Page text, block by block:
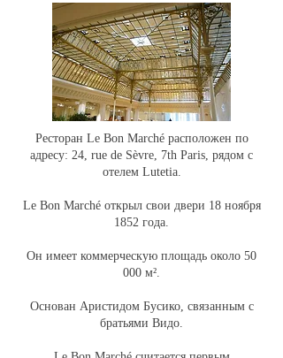
Ресторан Le Bon Marché расположен по
адресу: 24, rue de Sèvre, 7th Paris, рядом с
отелем Lutetia.
Le Bon Marché открыл свои двери 18 ноября
1852 года.
Он имеет коммерческую площадь около 50
000 м².
Основан Аристидом Бусико, связанным с
братьями Видо.